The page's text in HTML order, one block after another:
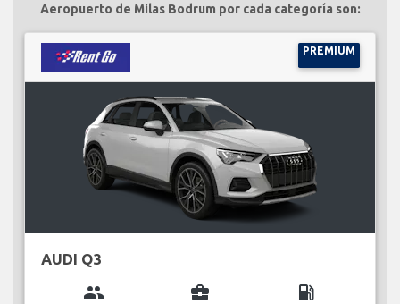
Aeropuerto de Milas Bodrum por cada categoría son:
PREMIUM
AUDI Q3
group business_center local_gas_station